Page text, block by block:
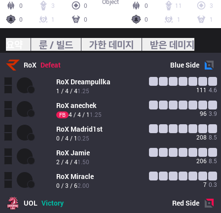
0 3
0
0
1 0
0 11
3
0
1 1
룬 / 빌드 가한 데미지 받은 데미지
RoX Defeat BlueSide
RoX Dreampullka
1 / 4 / 41.25 111 4.6
RoXanechek
FB 4 / 4 / 1 1.25 96 3.9
RoX Madrid1st
0 / 4 / 10.25 208 8.5
RoXJamie
2 / 4 / 41.50 206 8.5
RoX Miracle
0 / 3 / 62.00 7 0.3
UOL Victory RedSide